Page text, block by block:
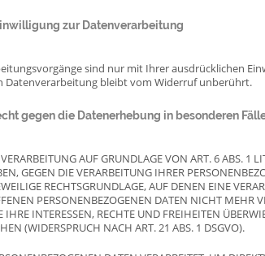
zur Datenverarbeitung
sind nur mit Ihrer ausdrücklichen
Datenverarbeitung bleibt vom Widerruf unberührt.
gegen die Datenerhebung in besonderen
AUF GRUNDLAGE VON ART. 6 ABS. 1
GEGEN DIE VERARBEITUNG IHRER
RECHTSGRUNDLAGE, AUF DENEN EINE
PERSONENBEZOGENEN DATEN NICHT MEHR
IHRE INTERESSEN, RECHTE UND FREIHEITEN
(WIDERSPRUCH NACH ART. 21 ABS. 1 DSGVO).